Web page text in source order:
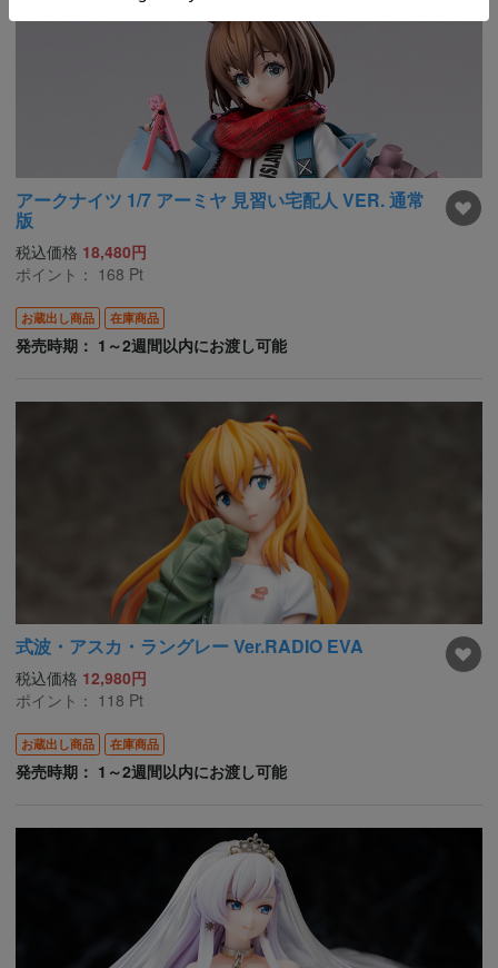
アークナイツ 1/7 アーミヤ 見習い宅配人 VER. 通常
版
税込価格 18,480円
ポイント： 168 Pt
お蔵出し商品 在庫商品
発売時期： 1～2週間以内にお渡し可能
式波・アスカ・ラングレー Ver.RADIO EVA
税込価格 12,980円
ポイント： 118 Pt
お蔵出し商品 在庫商品
発売時期： 1～2週間以内にお渡し可能